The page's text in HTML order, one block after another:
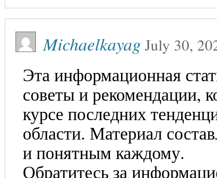
Michaelkayag July 30,
Эта информационная
советы и рекомендации,
курсе последних
области. Материал
и понятным каждому.
Обратитесь за